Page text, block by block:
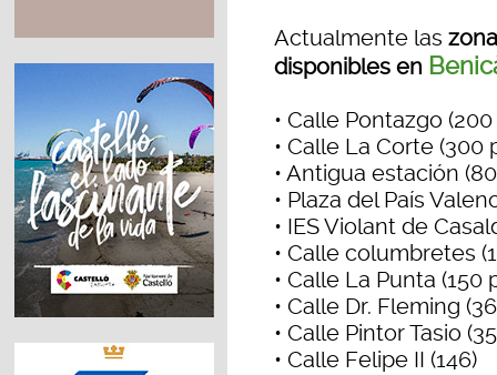
Actualmente las
disponibles en
• Calle Pontazgo
• Calle La Corte (300
• Antigua estación
• Plaza del País
• IES Violant de
• Calle columbretes
• Calle La Punta (150
• Calle Dr. Fleming
• Calle Pintor Tasio
• Calle Felipe II (146)